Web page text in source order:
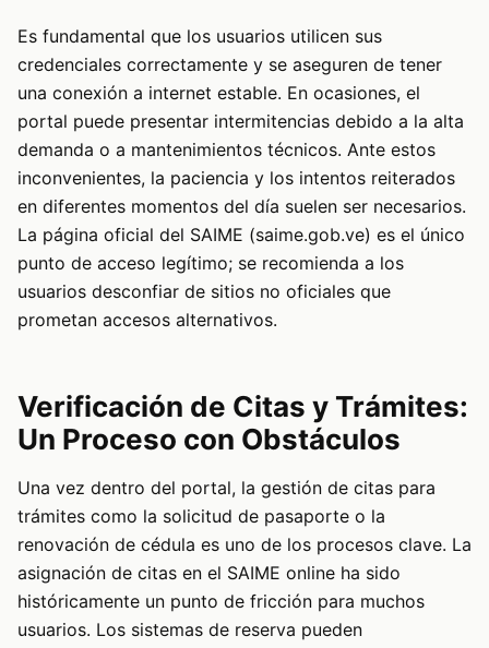
Es fundamental que los usuarios utilicen sus
credenciales correctamente y se aseguren de tener
una conexión a internet estable. En ocasiones, el
portal puede presentar intermitencias debido a la alta
demanda o a mantenimientos técnicos. Ante estos
inconvenientes, la paciencia y los intentos reiterados
en diferentes momentos del día suelen ser necesarios.
La página oficial del SAIME (saime.gob.ve) es el único
punto de acceso legítimo; se recomienda a los
usuarios desconfiar de sitios no oficiales que
prometan accesos alternativos.
Verificación de Citas y Trámites:
Un Proceso con Obstáculos
Una vez dentro del portal, la gestión de citas para
trámites como la solicitud de pasaporte o la
renovación de cédula es uno de los procesos clave. La
asignación de citas en el SAIME online ha sido
históricamente un punto de fricción para muchos
usuarios. Los sistemas de reserva pueden